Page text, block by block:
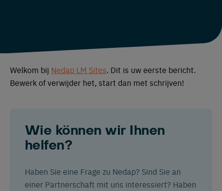
Welkom bij Nedap LM Sites. Dit is uw eerste bericht.
Bewerk of verwijder het, start dan met schrijven!
Wie können wir Ihnen
helfen?
Haben Sie eine Frage zu Nedap? Sind Sie an
einer Partnerschaft mit uns interessiert? Haben